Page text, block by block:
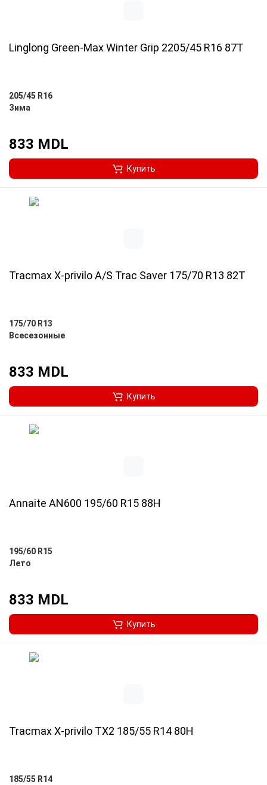
Linglong Green-Max Winter Grip 2205/45 R16 87T
205/45 R16
Зима
833 MDL
Купить
Tracmax X-privilo A/S Trac Saver 175/70 R13 82T
175/70 R13
Всесезонные
833 MDL
Купить
Annaite AN600 195/60 R15 88H
195/60 R15
Лето
833 MDL
Купить
Tracmax X-privilo TX2 185/55 R14 80H
185/55 R14